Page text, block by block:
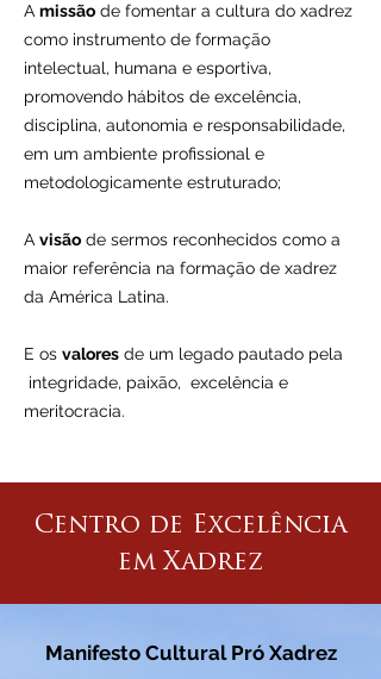
A missão de fomentar a cultura do xadrez
como instrumento de formação
intelectual, humana e esportiva,
promovendo hábitos de excelência,
disciplina, autonomia e responsabilidade,
em um ambiente profissional e
metodologicamente estruturado;
A visão de sermos reconhecidos como a
maior referência na formação de xadrez
da América Latina.
E os valores de um legado pautado pela
integridade, paixão, excelência e
meritocracia.
Centro de Excelência
em Xadrez
Manifesto Cultural Pró Xadrez